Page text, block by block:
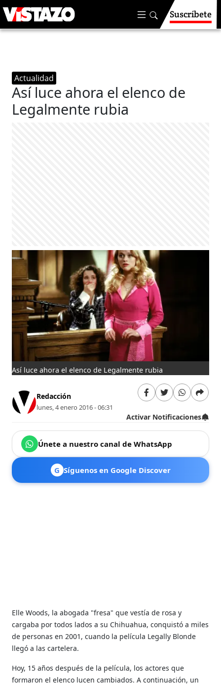
Suscríbete
Actualidad
Así luce ahora el elenco de
Legalmente rubia
Así luce ahora el elenco de Legalmente rubia
Redacción
lunes, 4 enero 2016 - 06:31
Activar Notificaciones
Únete a nuestro canal de WhatsApp
G Síguenos en Google Discover
Elle Woods, la abogada "fresa" que vestía de rosa y
cargaba por todos lados a su Chihuahua, conquistó a miles
de personas en 2001, cuando la película Legally Blonde
llegó a las cartelera.
Hoy, 15 años después de la película, los actores que
formaron el elenco lucen cambiados.A continuación, un